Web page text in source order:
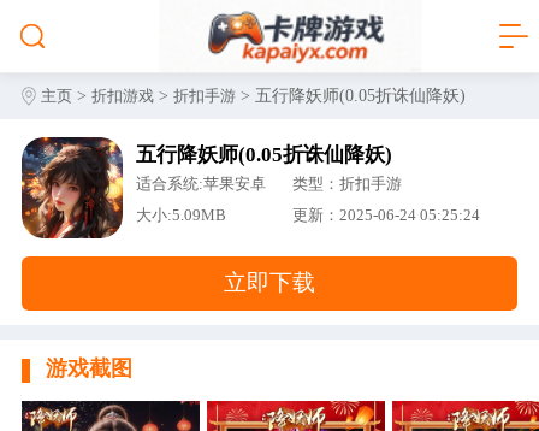
主页 >折扣游戏 >折扣手游 > 五行降妖师(0.05折诛仙降妖)
五行降妖师(0.05折诛仙降妖)
适合系统:苹果安卓
类型：折扣手游
大小:5.09MB
更新：2025-06-24 05:25:24
立即下载
游戏截图